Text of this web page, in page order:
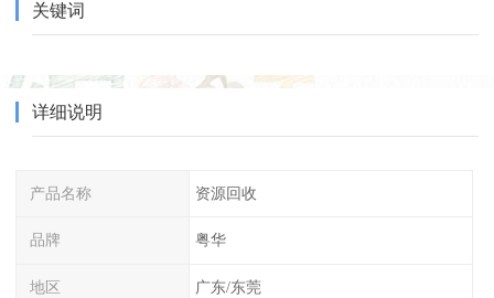
关键词
详细说明
产品名称 资源回收
品牌 粤华
地区 广东/东莞